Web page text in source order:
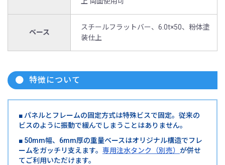
ベース
スチールフラットバー、6.0t×50、粉体塗
装仕上
特徴について
■ パネルとフレームの固定方式は特殊ビスで固定。従来の
ビスのように振動で緩んでしまうことはありません。
■ 50mm幅、6mm厚の重量ベースはオリジナル構造でフレ
ームをガッチリ支えます。 専用注水タンク（別売） が併せ
てご利用いただけます。